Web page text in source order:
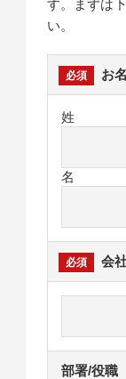
す。まずは
い。
お
姓
名
会
部署/役職